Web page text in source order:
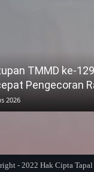
TMMD ke-
Pengecoran
2026
- 2022 Hak Cipta Tapal